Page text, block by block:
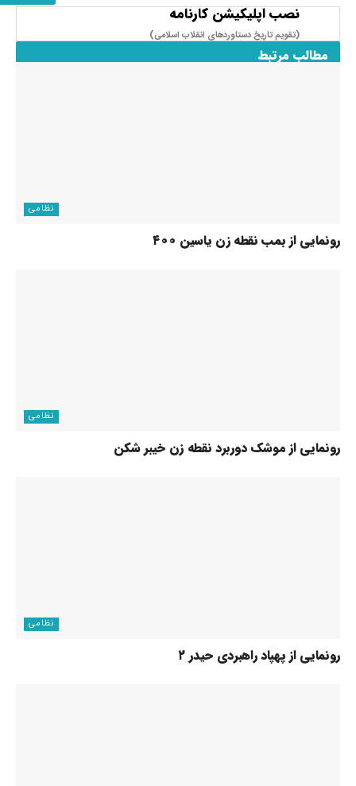
نصب اپلیکیشن کارنامه
(تقویم تاریخ دستاوردهای انقلاب اسلامی​)
مطالب مرتبط
نظامی
رونمایی از بمب نقطه زن یاسین ۴۰۰
نظامی
رونمایی از موشک دوربرد نقطه زن خیبر شکن
نظامی
رونمایی از پهپاد راهبردی حیدر ۲